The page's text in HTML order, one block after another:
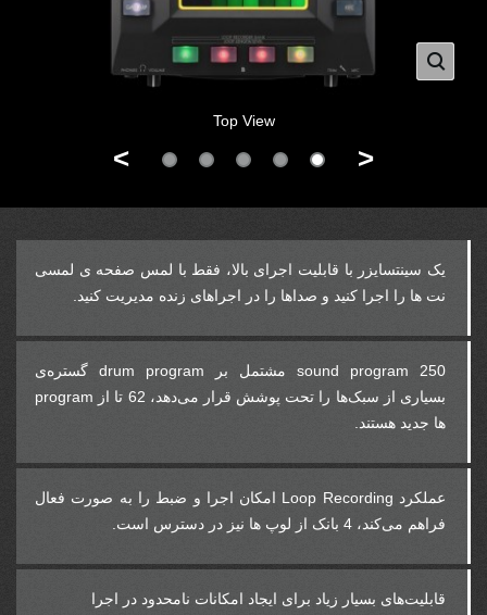
Top View
<
>
یک سینتسایزر با قابلیت اجرای بالا، فقط با لمس صفحه‌ ی لمسی
نت‌ ها را اجرا کنید و صداها را در اجراهای زنده مدیریت کنید.
250 sound program مشتمل بر drum program گستره‌ی
بسیاری از سبک‌ها را تحت پوشش قرار می‌دهد، 62 تا از program
ها جدید هستند.
عملکرد Loop Recording امکان اجرا و ضبط را به صورت فعال
فراهم می‌کند، 4 بانک از لوپ ها نیز در دسترس است.
قابلیت‌های بسیار زیاد برای ایجاد امکانات نامحدود در اجرا